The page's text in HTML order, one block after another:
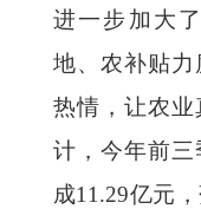
进一步加大
地、农补贴
热情，让农
计，今年前
成11.29亿元